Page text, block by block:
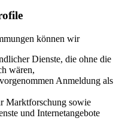
können wir
Dienste, die ohne die
wären,
Anmeldung als
Marktforschung sowie
und Internetangebote